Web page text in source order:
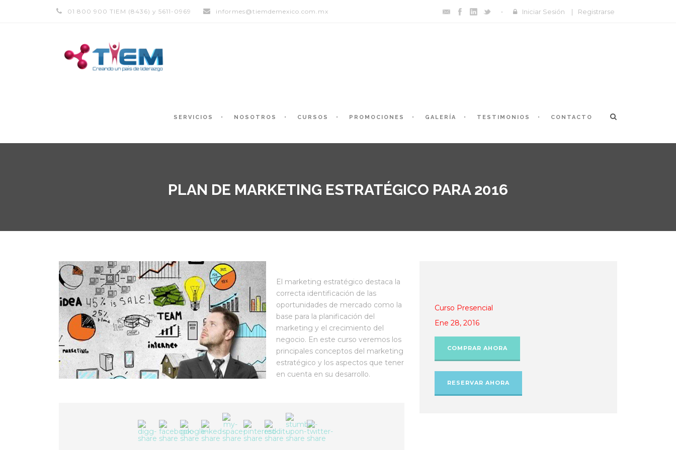
01 800 900 TIEM (8436) y 5611-0969 informes@tiemdemexico.com.mx Iniciar Sesión | Registrarse
SERVICIOS NOSOTROS CURSOS PROMOCIONES GALERÍA TESTIMONIOS CONTACTO
PLAN DE MARKETING ESTRATÉGICO PARA 2016
Curso Presencial
Ene 28, 2016
COMPRAR AHORA
RESERVAR AHORA
El marketing estratégico destaca la
correcta identificación de las
oportunidades de mercado como la
base para la planificación del
marketing y el crecimiento del
negocio. En este curso veremos los
principales conceptos del marketing
estratégico y los aspectos que tener
en cuenta en su desarrollo.